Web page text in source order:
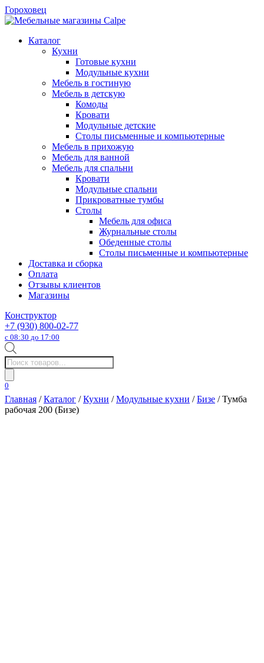
Гороховец
Каталог
Кухни
Готовые кухни
Модульные кухни
Мебель в гостиную
Мебель в детскую
Комоды
Кровати
Модульные детские
Столы письменные и компьютерные
Мебель в прихожую
Мебель для ванной
Мебель для спальни
Кровати
Модульные спальни
Прикроватные тумбы
Столы
Мебель для офиса
Журнальные столы
Обеденные столы
Столы письменные и компьютерные
Доставка и сборка
Оплата
Отзывы клиентов
Магазины
Конструктор
+7 (930) 800-02-77
с 08:30 до 17:00
Поиск
товаров
0
Главная /Каталог /Кухни /Модульные кухни /Бизе / Тумба
рабочая 200 (Бизе)